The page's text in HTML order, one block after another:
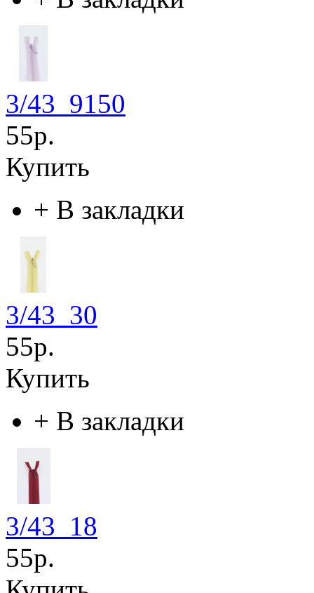
3/43_9150
55р.
Купить
+ В закладки
3/43_30
55р.
Купить
+ В закладки
3/43_18
55р.